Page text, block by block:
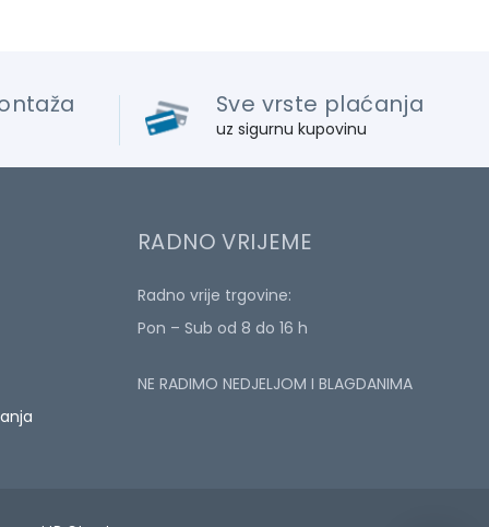
Sve vrste plaćanja
uz sigurnu kupovinu
RADNO VRIJEME
Radno vrije trgovine:
Pon – Sub od 8 do 16 h
NE RADIMO NEDJELJOM I BLAGDANIMA